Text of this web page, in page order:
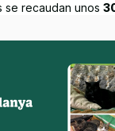
recaudan unos